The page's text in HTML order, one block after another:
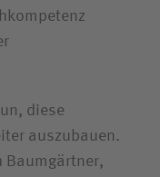
diese
auszubauen.
Baumgärtner,